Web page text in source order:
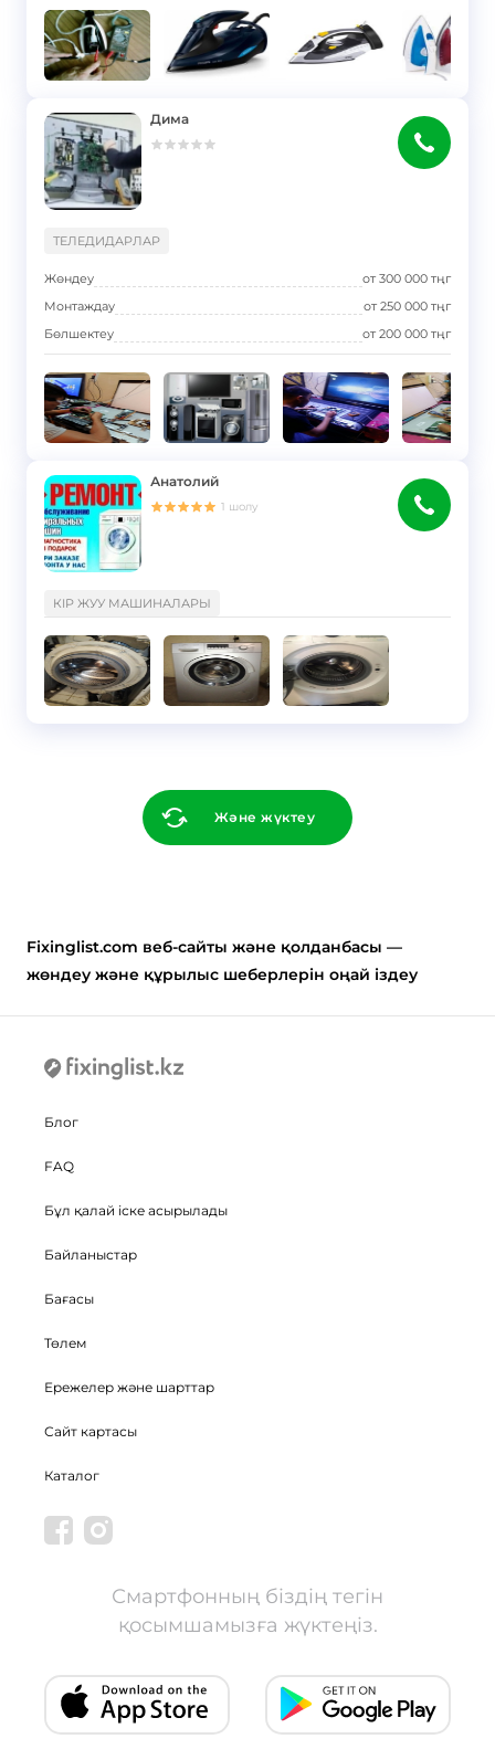
Дима
ТЕЛЕДИДАРЛАР
Жөндеу от300 000 тңг
Монтаждау
от250 000 тңг
Бөлшектеу
от200 000 тңг
Анатолий
1 шолу
КІР ЖУУ МАШИНАЛАРЫ
Және жүктеу
Fixinglist.com веб-сайты және қолданбасы —
жөндеу және құрылыс шеберлерін оңай іздеу
Блог
FAQ
Бұл қалай іске асырылады
Байланыстар
Бағасы
Төлем
Ережелер және шарттар
Сайт картасы
Каталог
Смартфонның біздің тегін
қосымшамызға жүктеңіз.